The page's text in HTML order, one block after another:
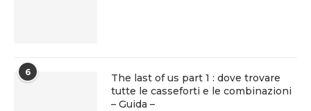
6
The last of us part 1 : dove trovare
tutte le casseforti e le combinazioni
– Guida –